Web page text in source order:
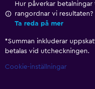
Andalusiens fotocenter,
museum.
Hur påverkar
rangordnar vi resultaten?
Ta reda på mer
*Summan inkluderar
betalas vid utcheckningen.
Cookie-inställningar